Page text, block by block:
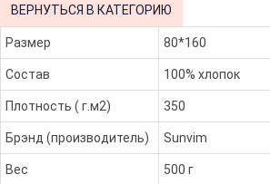
ВЕРНУТЬСЯ В КАТЕГОРИЮ
Размер 80*160
Состав 100% хлопок
Плотность ( г.м2) 350
Брэнд (производитель) Sunvim
Вес 500 г